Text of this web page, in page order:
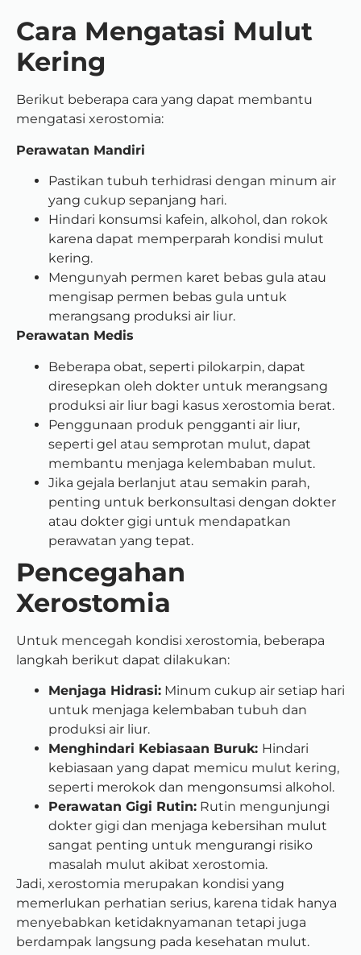
Cara Mengatasi Mulut
Kering
Berikut beberapa cara yang dapat membantu
mengatasi xerostomia:
Perawatan Mandiri
Pastikan tubuh terhidrasi dengan minum air
yang cukup sepanjang hari.
Hindari konsumsi kafein, alkohol, dan rokok
karena dapat memperparah kondisi mulut
kering.
Mengunyah permen karet bebas gula atau
mengisap permen bebas gula untuk
merangsang produksi air liur.
Perawatan Medis
Beberapa obat, seperti pilokarpin, dapat
diresepkan oleh dokter untuk merangsang
produksi air liur bagi kasus xerostomia berat.
Penggunaan produk pengganti air liur,
seperti gel atau semprotan mulut, dapat
membantu menjaga kelembaban mulut.
Jika gejala berlanjut atau semakin parah,
penting untuk berkonsultasi dengan dokter
atau dokter gigi untuk mendapatkan
perawatan yang tepat.
Pencegahan
Xerostomia
Untuk mencegah kondisi xerostomia, beberapa
langkah berikut dapat dilakukan:
Menjaga Hidrasi: Minum cukup air setiap hari
untuk menjaga kelembaban tubuh dan
produksi air liur.
Menghindari Kebiasaan Buruk: Hindari
kebiasaan yang dapat memicu mulut kering,
seperti merokok dan mengonsumsi alkohol.
Perawatan Gigi Rutin: Rutin mengunjungi
dokter gigi dan menjaga kebersihan mulut
sangat penting untuk mengurangi risiko
masalah mulut akibat xerostomia.
Jadi, xerostomia merupakan kondisi yang
memerlukan perhatian serius, karena tidak hanya
menyebabkan ketidaknyamanan tetapi juga
berdampak langsung pada kesehatan mulut.